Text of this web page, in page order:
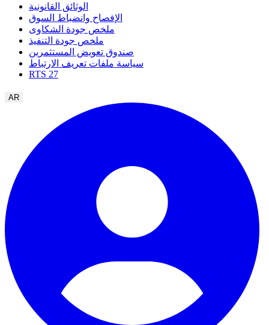
الوثائق القانونية
الإفصاح وانضباط السوق
ملخص جودة الشكاوى
ملخص جودة التنفيذ
صندوق تعويض المستثمرين
سياسة ملفات تعريف الارتباط
RTS 27
AR